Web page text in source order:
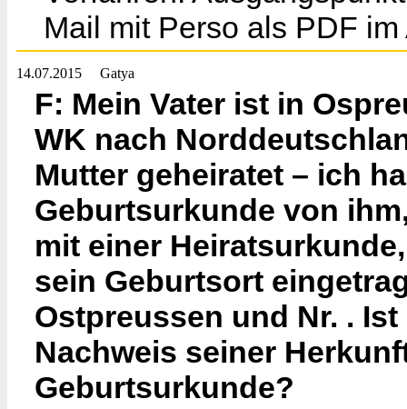
Mail mit Perso als PDF
14.07.2015 Gatya
F: Mein Vater ist in
WK nach
Mutter geheiratet – ich
Geburtsurkunde von
mit einer
sein Geburtsort
Ostpreussen und Nr. .
Nachweis seiner
Geburtsurkunde?